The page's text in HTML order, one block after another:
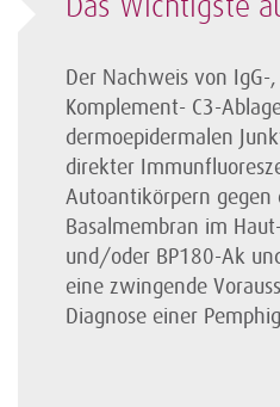
Das Wichtigste
Der Nachweis von IgG-
Komplement- C3-
dermoepidermalen
direkter
Autoantikörpern gegen
Basalmembran im
und/oder BP180-Ak
eine zwingende
Diagnose einer